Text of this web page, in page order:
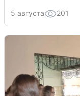
5 августа 201